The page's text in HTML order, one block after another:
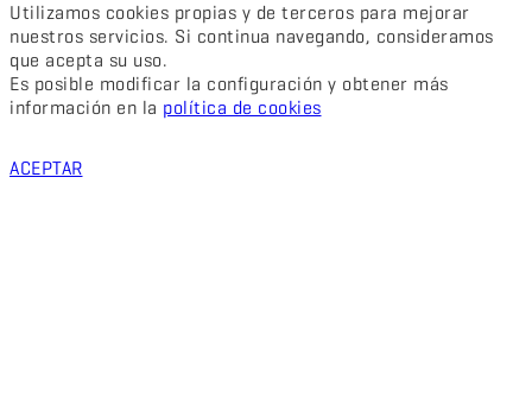
Utilizamos cookies propias y de terceros para mejorar
nuestros servicios. Si continua navegando, consideramos
que acepta su uso.
Es posible modificar la configuración y obtener más
información en la política de cookies
ACEPTAR